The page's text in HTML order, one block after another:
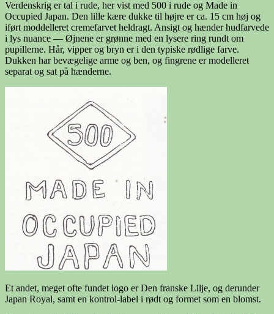
Verdenskrig er tal i rude, her vist med 500 i rude og Made in
Occupied Japan. Den lille kære dukke til højre er ca. 15 cm høj og
iført moddelleret cremefarvet heldragt. Ansigt og hænder hudfarvede
i lys nuance — Øjnene er grønne med en lysere ring rundt om
pupillerne. Hår, vipper og bryn er i den typiske rødlige farve.
Dukken har bevægelige arme og ben, og fingrene er modelleret
separat og sat på hænderne.
Et andet, meget ofte fundet logo er Den franske Lilje, og derunder
Japan Royal, samt en kontrol-label i rødt og formet som en blomst.